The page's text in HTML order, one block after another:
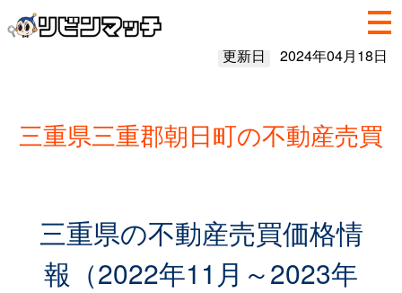
更新日 2024年04月18日
三重県三重郡朝日町の不動産売買
三重県の不動産売買価格情
報（2022年11月～2023年